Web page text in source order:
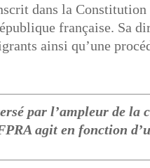
dans la
française. Sa
ainsi qu’une
par l’ampleur de
agit en fonction